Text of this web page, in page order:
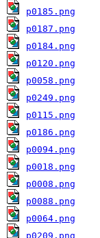
p0185.png
p0187.png
p0184.png
p0120.png
p0058.png
p0249.png
p0115.png
p0186.png
p0094.png
p0018.png
p0008.png
p0088.png
p0064.png
p0209.png